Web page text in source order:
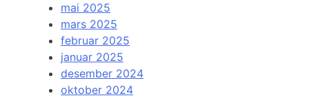
mai 2025
mars 2025
februar 2025
januar 2025
desember 2024
oktober 2024